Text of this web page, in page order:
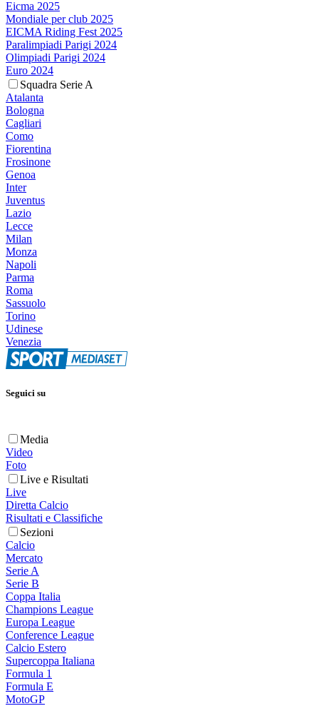
Eicma 2025
Mondiale per club 2025
EICMA Riding Fest 2025
Paralimpiadi Parigi 2024
Olimpiadi Parigi 2024
Euro 2024
Squadra Serie A
Atalanta
Bologna
Cagliari
Como
Fiorentina
Frosinone
Genoa
Inter
Juventus
Lazio
Lecce
Milan
Monza
Napoli
Parma
Roma
Sassuolo
Torino
Udinese
Venezia
Seguici su
Media
Video
Foto
Live e Risultati
Live
Diretta Calcio
Risultati e Classifiche
Sezioni
Calcio
Mercato
Serie A
Serie B
Coppa Italia
Champions League
Europa League
Conference League
Calcio Estero
Supercoppa Italiana
Formula 1
Formula E
MotoGP